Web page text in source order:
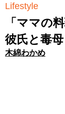
Lifestyle
「ママの
彼氏と毒
木綿わかめ